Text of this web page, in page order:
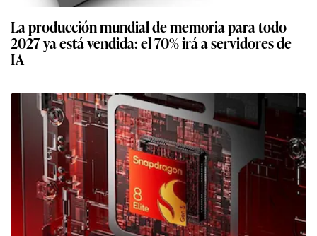
La producción mundial de memoria para todo
2027 ya está vendida: el 70% irá a servidores de
IA